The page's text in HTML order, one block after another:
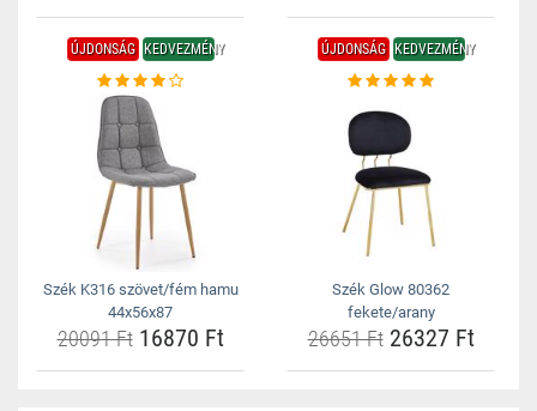
ÚJDONSÁG KEDVEZMÉNY
Szék K316 szövet/fém hamu
44x56x87
20091 Ft16870 Ft
ÚJDONSÁG KEDVEZMÉNY
Szék Glow 80362
fekete/arany
26651 Ft26327 Ft